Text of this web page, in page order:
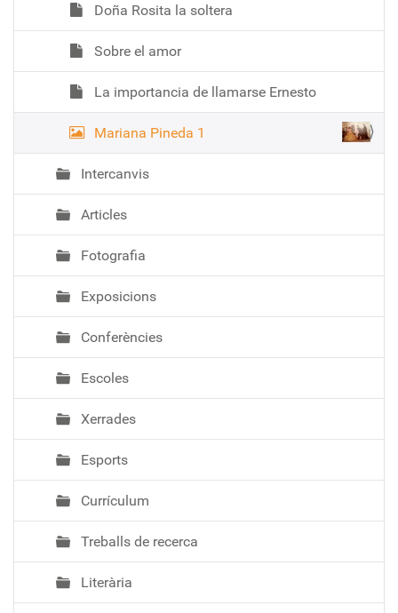
Doña Rosita la soltera
Sobre el amor
La importancia de llamarse Ernesto
Mariana Pineda 1
Intercanvis
Articles
Fotografia
Exposicions
Conferències
Escoles
Xerrades
Esports
Currículum
Treballs de recerca
Literària